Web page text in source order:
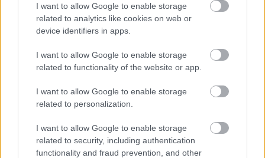
I want to allow Google to enable storage
related to analytics like cookies on web or
device identifiers in apps.
I want to allow Google to enable storage
related to functionality of the website or app.
I want to allow Google to enable storage
related to personalization.
I want to allow Google to enable storage
related to security, including authentication
functionality and fraud prevention, and other
„beveszik” Csernobilt, a lezárt zónát. Ekkor
még azt gondoltam, nem teljesen ép az
Pár hét múlva már a Kijevbe tartó vonattal
tartottunk a cél felé, ráadásul úgy, hogy a
többi három sráccal akkor találkoztam először.
Innen számolom az urbexelést is.